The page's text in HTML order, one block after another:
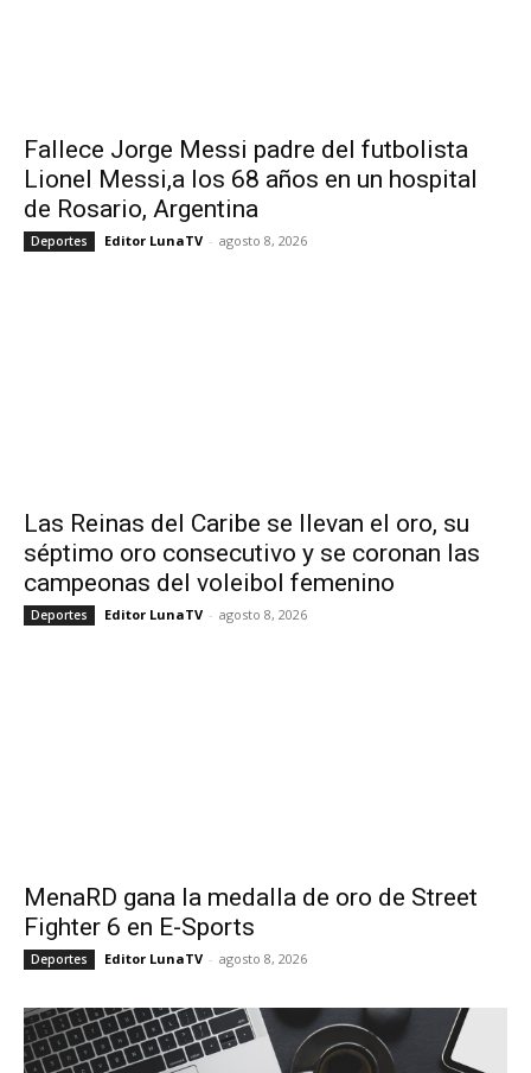
Fallece Jorge Messi padre del futbolista
Lionel Messi,a los 68 años en un hospital
de Rosario, Argentina
Deportes Editor LunaTV - agosto 8, 2026
Las Reinas del Caribe se llevan el oro, su
séptimo oro consecutivo y se coronan las
campeonas del voleibol femenino
Deportes Editor LunaTV - agosto 8, 2026
MenaRD gana la medalla de oro de Street
Fighter 6 en E-Sports
Deportes Editor LunaTV - agosto 8, 2026